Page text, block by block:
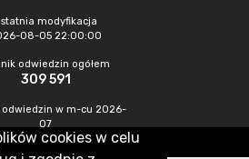
modyfikacja
08-05 22:00:00
odwiedzin ogółem
309 591
odwiedzin w m-cu 2026-
07
289
cookies w celu